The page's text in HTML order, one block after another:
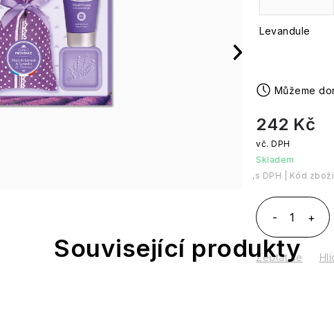
Levandule
242 Kč
Skladem
Měrná cena:
Kód
Zeptat se
Související produkty